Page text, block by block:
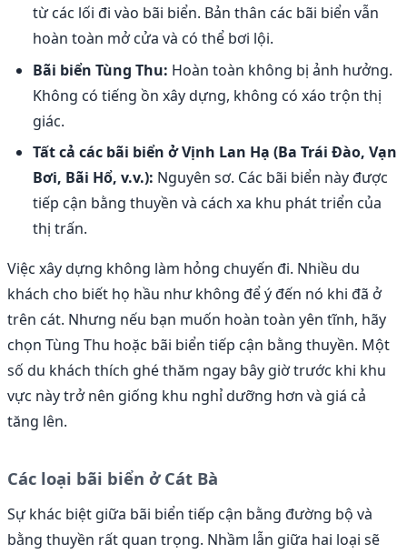
từ các lối đi vào bãi biển. Bản thân các bãi biển vẫn
hoàn toàn mở cửa và có thể bơi lội.
Bãi biển Tùng Thu: Hoàn toàn không bị ảnh hưởng.
Không có tiếng ồn xây dựng, không có xáo trộn thị
giác.
Tất cả các bãi biển ở Vịnh Lan Hạ (Ba Trái Đào, Vạn
Bơi, Bãi Hổ, v.v.): Nguyên sơ. Các bãi biển này được
tiếp cận bằng thuyền và cách xa khu phát triển của
thị trấn.
Việc xây dựng không làm hỏng chuyến đi. Nhiều du
khách cho biết họ hầu như không để ý đến nó khi đã ở
trên cát. Nhưng nếu bạn muốn hoàn toàn yên tĩnh, hãy
chọn Tùng Thu hoặc bãi biển tiếp cận bằng thuyền. Một
số du khách thích ghé thăm ngay bây giờ trước khi khu
vực này trở nên giống khu nghỉ dưỡng hơn và giá cả
tăng lên.
Các loại bãi biển ở Cát Bà
Sự khác biệt giữa bãi biển tiếp cận bằng đường bộ và
bằng thuyền rất quan trọng. Nhầm lẫn giữa hai loại sẽ